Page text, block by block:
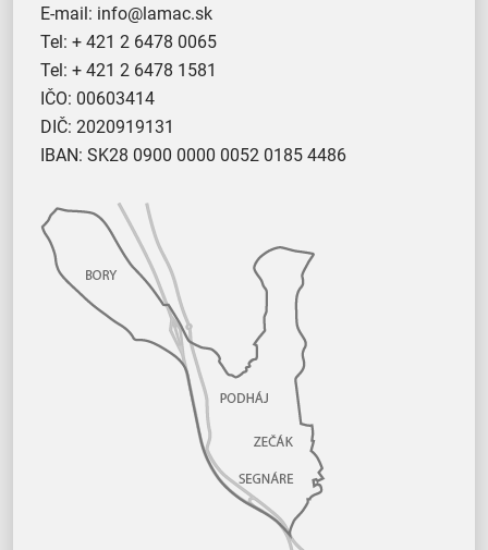
E-mail: info@lamac.sk
Tel: + 421 2 6478 0065
Tel: + 421 2 6478 1581
IČO: 00603414
DIČ: 2020919131
IBAN: SK28 0900 0000 0052 0185 4486